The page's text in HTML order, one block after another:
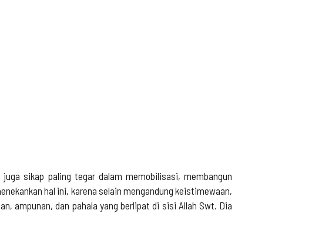
sikap paling tegar dalam memobilisasi, membangun
hal ini, karena selain mengandung keistimewaan,
ampunan, dan pahala yang berlipat di sisi Allah Swt. Dia